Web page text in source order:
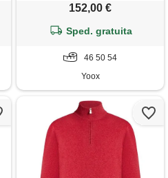
152,00 €
Sped. gratuita
46 50 54
Yoox